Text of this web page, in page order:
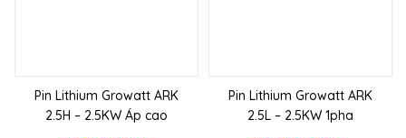
Pin Lithium Growatt ARK
2.5H – 2.5KW Áp cao
Pin Lithium Growatt ARK
2.5L – 2.5KW 1pha